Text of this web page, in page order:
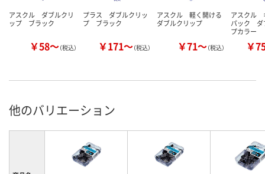
アスクル ダブルクリ
ップ ブラック
￥58～（税込）
プラス ダブルクリッ
プ ブラック
￥171～（税込）
アスクル 軽く開ける
ダブルクリップ
￥71～（税込）
アスクル
パック ダ
プカラー
￥
他のバリエーション